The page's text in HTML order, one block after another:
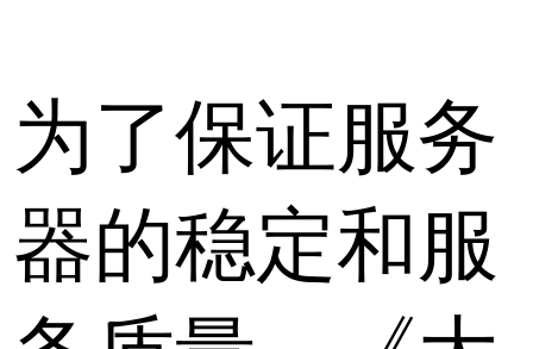
为了保证服务
器的稳定和服